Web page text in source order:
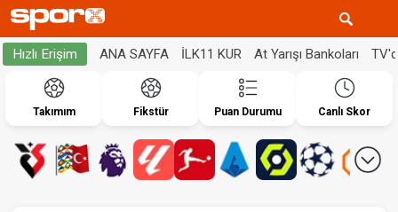
Hızlı Erişim ANA SAYFA İLK11 KUR At Yarışı Bankoları
Takımım Fikstür Puan Durumu Canlı Skor